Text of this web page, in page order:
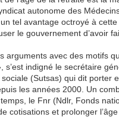
autonome des
tel avantage octroyé à
le gouvernement d’avoir
arguments avec des motifs
s’est indigné le secrétaire
(Sutsas) qui dit porter
les années 2000. Un
le Fnr (Ndlr, Fonds
cotisations et prolonger